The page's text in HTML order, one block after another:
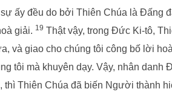
sự ấy đều do bởi Thiên Chúa là Đấng
giải. 19 Thật vậy, trong Đức Ki-tô,
và giao cho chúng tôi công bố lời
tôi mà khuyên dạy. Vậy, nhân danh
Thiên Chúa đã biến Người thành